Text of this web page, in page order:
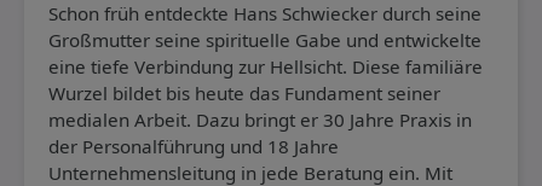
Schon früh entdeckte Hans Schwiecker durch seine
Großmutter seine spirituelle Gabe und entwickelte
eine tiefe Verbindung zur Hellsicht. Diese familiäre
Wurzel bildet bis heute das Fundament seiner
medialen Arbeit. Dazu bringt er 30 Jahre Praxis in
der Personalführung und 18 Jahre
Unternehmensleitung in jede Beratung ein. Mit